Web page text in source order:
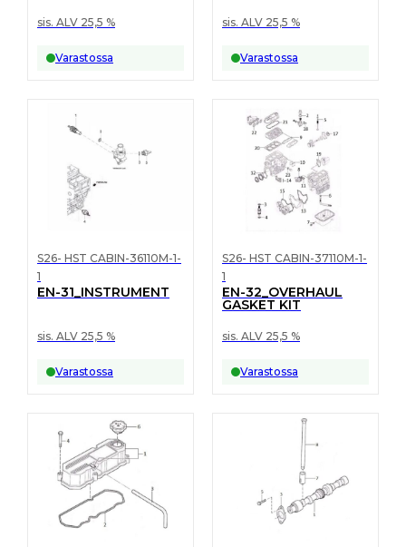
sis. ALV 25,5 %
Varastossa
sis. ALV 25,5 %
Varastossa
S26- HST CABIN-36110M-1-
1
EN-31_INSTRUMENT
sis. ALV 25,5 %
Varastossa
S26- HST CABIN-37110M-1-
1
EN-32_OVERHAUL
GASKET KIT
sis. ALV 25,5 %
Varastossa